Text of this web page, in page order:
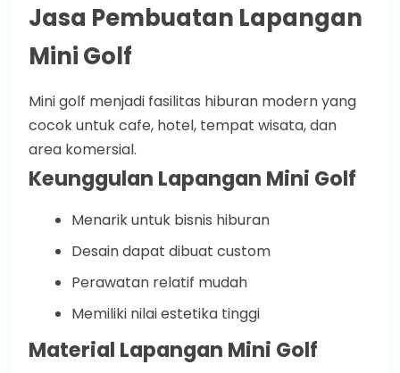
Jasa Pembuatan Lapangan
Mini Golf
Mini golf menjadi fasilitas hiburan modern yang
cocok untuk cafe, hotel, tempat wisata, dan
area komersial.
Keunggulan Lapangan Mini Golf
Menarik untuk bisnis hiburan
Desain dapat dibuat custom
Perawatan relatif mudah
Memiliki nilai estetika tinggi
Material Lapangan Mini Golf